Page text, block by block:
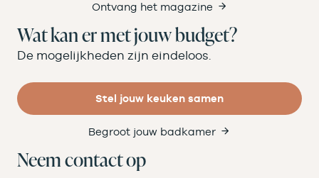
Ontvang het magazine
Wat kan er met jouw budget?
De mogelijkheden zijn eindeloos.
Stel jouw keuken samen
Begroot jouw badkamer
Neem contact op